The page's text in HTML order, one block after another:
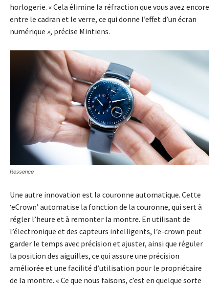
horlogerie. « Cela élimine la réfraction que vous avez encore
entre le cadran et le verre, ce qui donne l’effet d’un écran
numérique », précise Mintiens.
Ressence
Une autre innovation est la couronne automatique. Cette
‘eCrown’ automatise la fonction de la couronne, qui sert à
régler l’heure et à remonter la montre. En utilisant de
l’électronique et des capteurs intelligents, l’e-crown peut
garder le temps avec précision et ajuster, ainsi que réguler
la position des aiguilles, ce qui assure une précision
améliorée et une facilité d’utilisation pour le propriétaire
de la montre. « Ce que nous faisons, c’est en quelque sorte